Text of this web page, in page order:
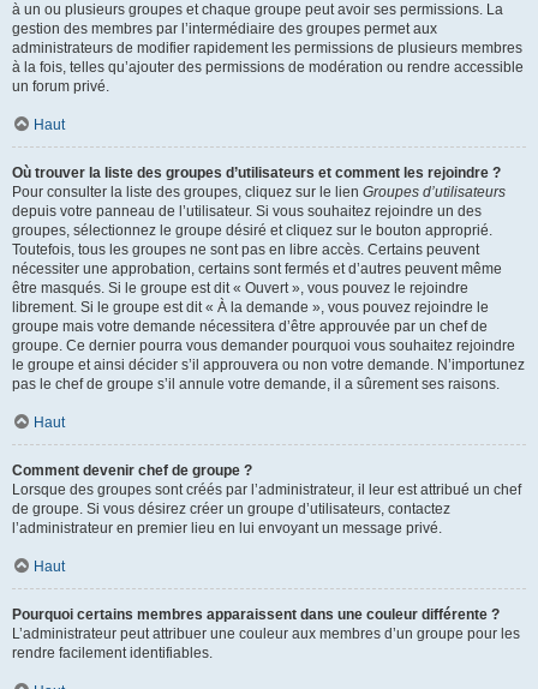
à un ou plusieurs groupes et chaque groupe peut avoir ses permissions. La
gestion des membres par l’intermédiaire des groupes permet aux
administrateurs de modifier rapidement les permissions de plusieurs membres
à la fois, telles qu’ajouter des permissions de modération ou rendre accessible
un forum privé.
Haut
Où trouver la liste des groupes d’utilisateurs et comment les rejoindre ?
Pour consulter la liste des groupes, cliquez sur le lien Groupes d’utilisateurs
depuis votre panneau de l’utilisateur. Si vous souhaitez rejoindre un des
groupes, sélectionnez le groupe désiré et cliquez sur le bouton approprié.
Toutefois, tous les groupes ne sont pas en libre accès. Certains peuvent
nécessiter une approbation, certains sont fermés et d’autres peuvent même
être masqués. Si le groupe est dit « Ouvert », vous pouvez le rejoindre
librement. Si le groupe est dit « À la demande », vous pouvez rejoindre le
groupe mais votre demande nécessitera d’être approuvée par un chef de
groupe. Ce dernier pourra vous demander pourquoi vous souhaitez rejoindre
le groupe et ainsi décider s’il approuvera ou non votre demande. N’importunez
pas le chef de groupe s’il annule votre demande, il a sûrement ses raisons.
Haut
Comment devenir chef de groupe ?
Lorsque des groupes sont créés par l’administrateur, il leur est attribué un chef
de groupe. Si vous désirez créer un groupe d’utilisateurs, contactez
l’administrateur en premier lieu en lui envoyant un message privé.
Haut
Pourquoi certains membres apparaissent dans une couleur différente ?
L’administrateur peut attribuer une couleur aux membres d’un groupe pour les
rendre facilement identifiables.